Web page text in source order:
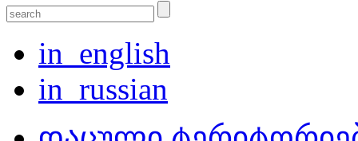
in_english
in_russian